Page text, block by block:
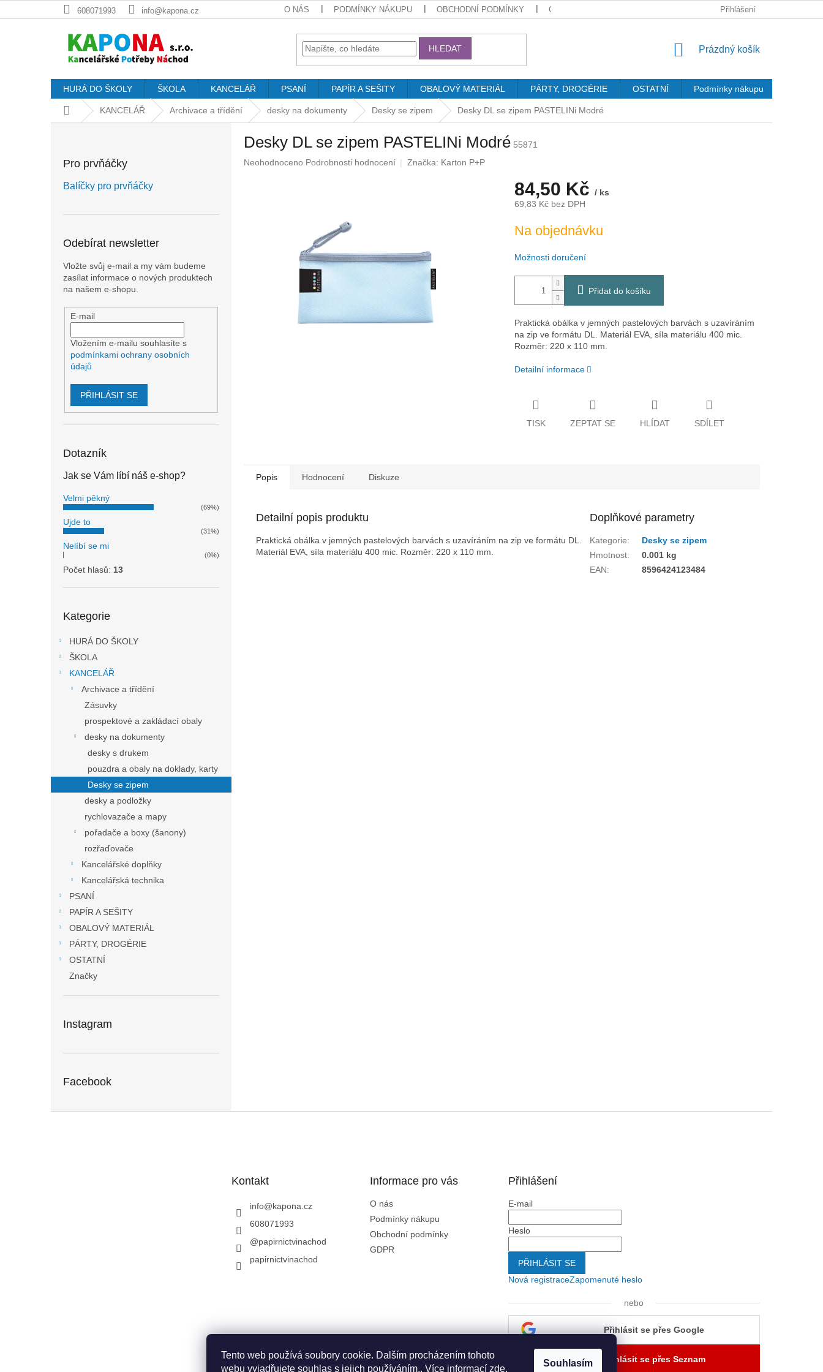
Tento web používá soubory cookie. Dalším procházením tohoto
webu vyjadřujete souhlas s jejich používáním.. Více informací zde.
Souhlasím
na
608071993 info@kapona.cz O NÁS PODMÍNKY NÁKUPU OBCHODNÍ PODMÍNKY GDPR Přihlášení
HLEDAT
NÁKUPNÍ
Prázdný košík
HURÁ DO ŠKOLY ŠKOLA KANCELÁŘ PSANÍ PAPÍR A SEŠITY OBALOVÝ MATERIÁL PÁRTY, DROGÉRIE OSTATNÍ Podmínky nákupu
Domů KANCELÁŘ Archivace a třídění desky na dokumenty Desky se zipem Desky DL se zipem PASTELINi Modré
Pro prvňáčky
Balíčky pro prvňáčky
Odebírat newsletter
Vložte svůj e-mail a my vám budeme
zasílat informace o nových produktech
na našem e-shopu.
E-mail
Vložením e-mailu souhlasíte s
podmínkami ochrany osobních
údajů
PŘIHLÁSIT SE
Dotazník
Jak se Vám líbí náš e-shop?
Velmi pěkný
(69%)
Ujde to
(31%)
Nelíbí se mi
(0%)
Počet hlasů: 13
kategorie
Kategorie
HURÁ DO ŠKOLY
ŠKOLA
KANCELÁŘ
Archivace a třídění
Zásuvky
prospektové a zakládací obaly
desky na dokumenty
desky s drukem
pouzdra a obaly na doklady, karty
Desky se zipem
desky a podložky
rychlovazače a mapy
pořadače a boxy (šanony)
rozřaďovače
Kancelářské doplňky
Kancelářská technika
PSANÍ
PAPÍR A SEŠITY
OBALOVÝ MATERIÁL
PÁRTY, DROGÉRIE
OSTATNÍ
Značky
Instagram
Facebook
Desky DL se zipem PASTELINi Modré 55871
Průměrné
Neohodnoceno Podrobnosti hodnocení Značka: Karton P+P
84,50 Kč / ks
69,83 Kč bez DPH
cena:
Na objednávku
Možnosti doručení
Přidat do košíku
Praktická obálka v jemných pastelových barvách s uzavíráním
na zip ve formátu DL. Materiál EVA, síla materiálu 400 mic.
Rozměr: 220 x 110 mm.
Detailní informace
TISK ZEPTAT SE HLÍDAT SDÍLET
Popis Hodnocení Diskuze
Detailní popis produktu
Praktická obálka v jemných pastelových barvách s uzavíráním na zip ve formátu DL.
Materiál EVA, síla materiálu 400 mic. Rozměr: 220 x 110 mm.
Doplňkové parametry
Kategorie:
Desky se zipem
Hmotnost:
0.001 kg
EAN: 8596424123484
Kontakt
info@kapona.cz
608071993
@papirnictvinachod
papirnictvinachod
Informace pro vás
O nás
Podmínky nákupu
Obchodní podmínky
GDPR
Přihlášení
E-mail
Heslo
PŘIHLÁSIT SE
Nová registraceZapomenuté heslo
nebo
Přihlásit se přes Google
Přihlásit se přes Seznam